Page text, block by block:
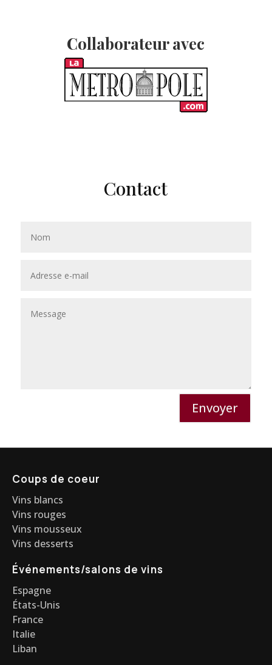
Collaborateur avec
Contact
Envoyer
Coups de coeur
Vins blancs
Vins rouges
Vins mousseux
Vins desserts
Événements/salons de vins
Espagne
États-Unis
France
Italie
Liban